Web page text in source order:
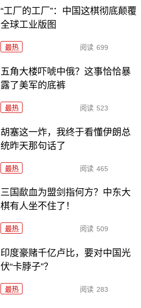
“工厂的工厂”：中国这棋彻底颠覆
全球工业版图
最热 阅读 699
五角大楼吓唬中俄？这事恰恰暴
露了美军的底裤
最热 阅读 523
胡塞这一炸，我终于看懂伊朗总
统昨天那句话了
最热 阅读 465
三国歃血为盟剑指何方？中东大
棋有人坐不住了！
最热 阅读 509
印度豪赌千亿卢比，要对中国光
伏“卡脖子”？
最热 阅读 283